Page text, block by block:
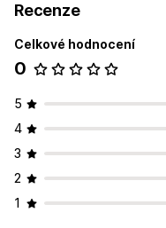
Recenze
Celkové hodnocení
0
5
4
3
2
1